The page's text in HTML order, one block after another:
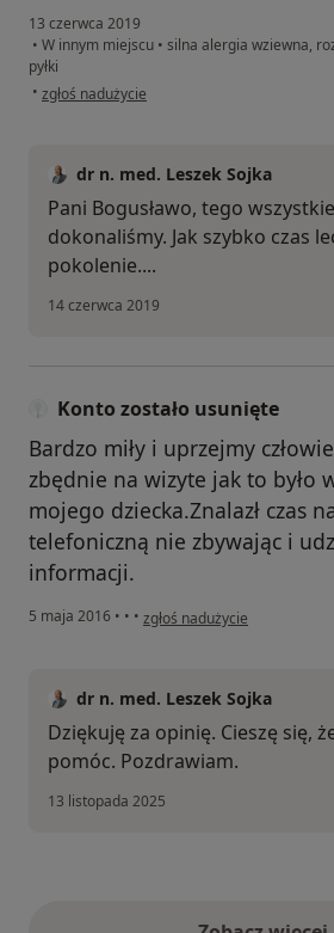
13 czerwca 2019
• W innym miejscu • silna alergia wziewna,
pyłki
• w opinii użytkownika Konto zostało usunięte
zgłoś nadużycie
dr n. med. Leszek Sojka
Pani Bogusławo, tego
dokonaliśmy. Jak szybko czas
pokolenie....
14 czerwca 2019
Konto zostało usunięte
Bardzo miły i uprzejmy
zbędnie na wizyte jak to było
mojego dziecka.Znalazł czas
telefoniczną nie zbywając i
informacji.
5 maja 2016 • • • w opinii użytkownika Konto
zgłoś nadużycie
dr n. med. Leszek Sojka
Dziękuję za opinię. Cieszę się,
pomóc. Pozdrawiam.
13 listopada 2025